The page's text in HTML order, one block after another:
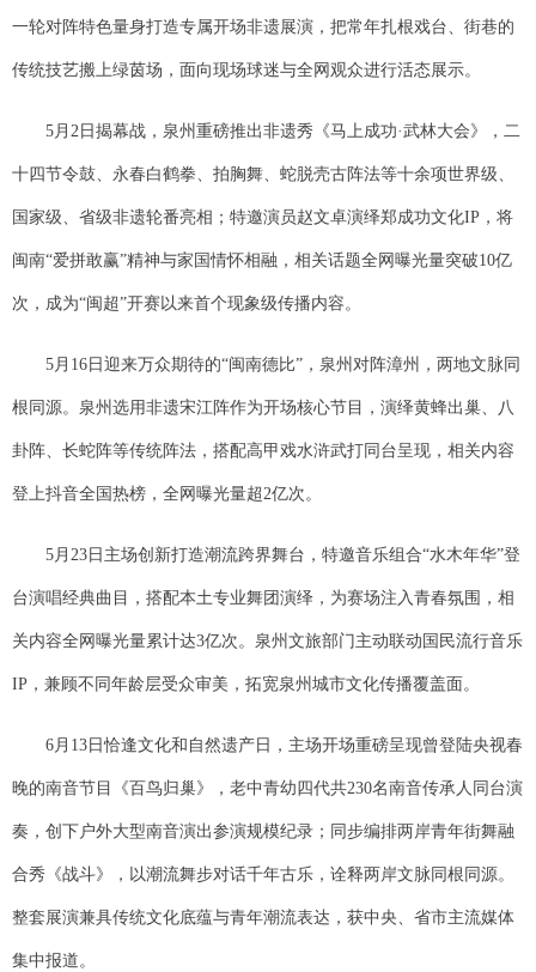
一轮对阵特色量身打造专属开场非遗展演，把常年扎根戏台、街巷的
传统技艺搬上绿茵场，面向现场球迷与全网观众进行活态展示。
5月2日揭幕战，泉州重磅推出非遗秀《马上成功·武林大会》，二
十四节令鼓、永春白鹤拳、拍胸舞、蛇脱壳古阵法等十余项世界级、
国家级、省级非遗轮番亮相；特邀演员赵文卓演绎郑成功文化IP，将
闽南“爱拼敢赢”精神与家国情怀相融，相关话题全网曝光量突破10亿
次，成为“闽超”开赛以来首个现象级传播内容。
5月16日迎来万众期待的“闽南德比”，泉州对阵漳州，两地文脉同
根同源。泉州选用非遗宋江阵作为开场核心节目，演绎黄蜂出巢、八
卦阵、长蛇阵等传统阵法，搭配高甲戏水浒武打同台呈现，相关内容
登上抖音全国热榜，全网曝光量超2亿次。
5月23日主场创新打造潮流跨界舞台，特邀音乐组合“水木年华”登
台演唱经典曲目，搭配本土专业舞团演绎，为赛场注入青春氛围，相
关内容全网曝光量累计达3亿次。泉州文旅部门主动联动国民流行音乐
IP，兼顾不同年龄层受众审美，拓宽泉州城市文化传播覆盖面。
6月13日恰逢文化和自然遗产日，主场开场重磅呈现曾登陆央视春
晚的南音节目《百鸟归巢》，老中青幼四代共230名南音传承人同台演
奏，创下户外大型南音演出参演规模纪录；同步编排两岸青年街舞融
合秀《战斗》，以潮流舞步对话千年古乐，诠释两岸文脉同根同源。
整套展演兼具传统文化底蕴与青年潮流表达，获中央、省市主流媒体
集中报道。